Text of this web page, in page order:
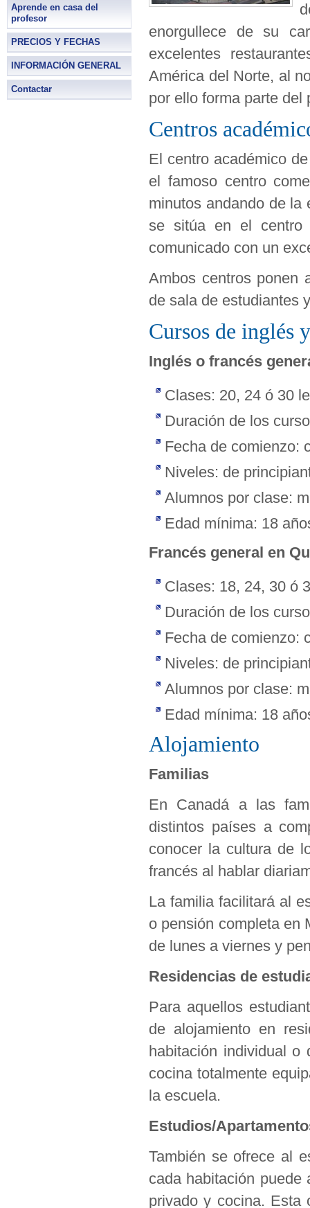
Aprende en casa del
profesor
PRECIOS Y FECHAS
INFORMACIÓN GENERAL
Contactar
enorgullece de su
excelentes
América del Norte, al
por ello forma parte
Centros
El centro académico
el famoso centro
minutos andando de
se sitúa en el centro
comunicado con un
Ambos centros ponen
de sala de estudiantes
Cursos de inglés
Inglés o francés
Clases: 20, 24 ó 30
Duración de los
Fecha de comienzo:
Niveles: de
Alumnos por clase:
Edad mínima: 18
Francés general en
Clases: 18, 24, 30 ó
Duración de los
Fecha de comienzo:
Niveles: de
Alumnos por clase:
Edad mínima: 18
Alojamiento
Familias
En Canadá a las
distintos países a
conocer la cultura de
francés al hablar
La familia facilitará al
o pensión completa en
de lunes a viernes y
Residencias de
Para aquellos
de alojamiento en
habitación individual o
cocina totalmente
la escuela.
Estudios/
También se ofrece al
cada habitación puede
privado y cocina. Esta